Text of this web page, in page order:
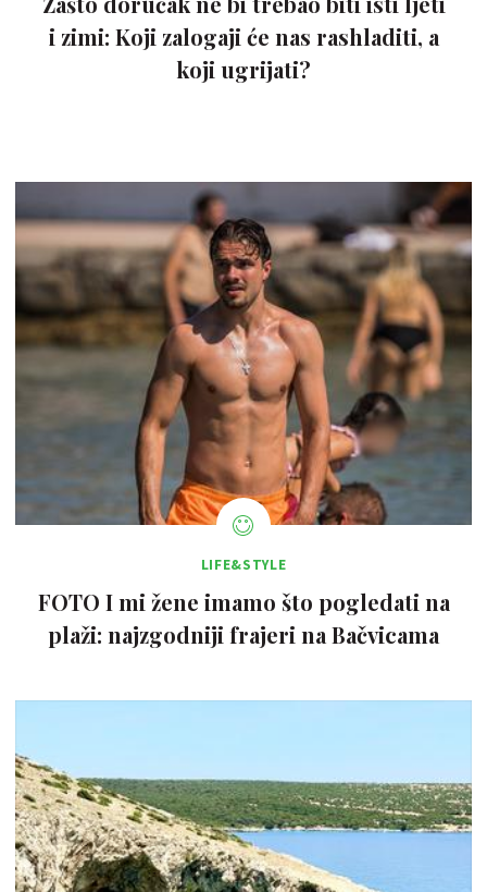
i zimi: Koji zalogaji će nas rashladiti, a
koji ugrijati?
LIFE&STYLE
FOTO I mi žene imamo što pogledati na
plaži: najzgodniji frajeri na Bačvicama